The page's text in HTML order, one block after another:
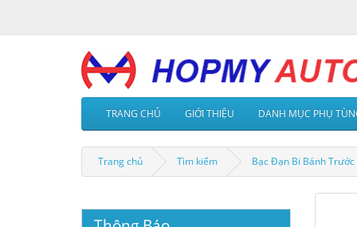
TRANG CHỦ GIỚI THIỆU DANH MỤC PHỤ
Trang chủ Tìm kiếm Bạc Đạn Bi Bánh